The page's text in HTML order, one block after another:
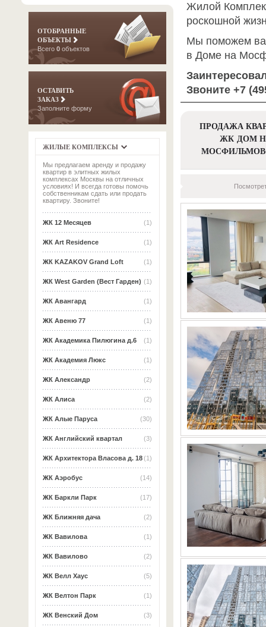
ОТОБРАННЫЕ
ОБЪЕКТЫ
Всего 0 объектов
ОСТАВИТЬ
ЗАКАЗ
Заполните форму
ЖИЛЫЕ КОМПЛЕКСЫ
Мы предлагаем аренду и продажу
квартир в элитных жилых
комплексах Москвы на отличных
условиях! И всегда готовы помочь
собственникам сдать или продать
квартиру. Звоните!
(1)
ЖК 12 Месяцев
(1)
ЖК Art Residence
(1)
ЖК KAZAKOV Grand Loft
(1)
ЖК West Garden (Вест Гарден)
(1)
ЖК Авангард
(1)
ЖК Авеню 77
(1)
ЖК Академика Пилюгина д.6
(1)
ЖК Академия Люкс
(2)
ЖК Александр
(2)
ЖК Алиса
(30)
ЖК Алые Паруса
(3)
ЖК Английский квартал
(1)
ЖК Архитектора Власова д. 18
(14)
ЖК Аэробус
(17)
ЖК Баркли Парк
(2)
ЖК Ближняя дача
(1)
ЖК Вавилова
(2)
ЖК Вавилово
(5)
ЖК Велл Хаус
(1)
ЖК Велтон Парк
(3)
ЖК Венский Дом
Жилой
роскошной
Мы поможем
в Доме на
Звоните +7
ПРОДАЖА
ЖК ДОМ